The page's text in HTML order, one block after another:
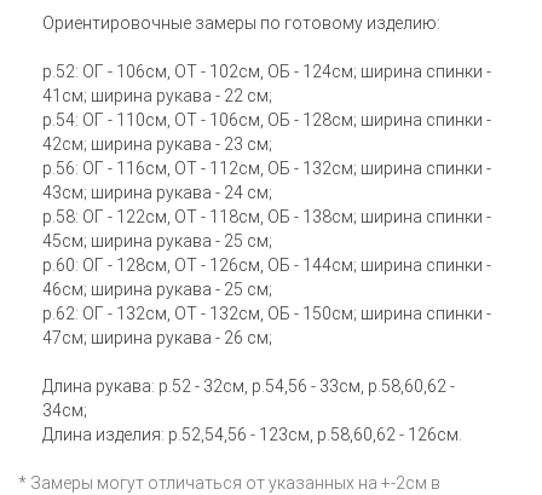
Ориентировочные замеры по готовому изделию:
р.52: ОГ - 106см, ОТ - 102см, ОБ - 124см; ширина спинки -
41см; ширина рукава - 22 см;
р.54: ОГ - 110см, ОТ - 106см, ОБ - 128см; ширина спинки -
42см; ширина рукава - 23 см;
р.56: ОГ - 116см, ОТ - 112см, ОБ - 132см; ширина спинки -
43см; ширина рукава - 24 см;
р.58: ОГ - 122см, ОТ - 118см, ОБ - 138см; ширина спинки -
45см; ширина рукава - 25 см;
р.60: ОГ - 128см, ОТ - 126см, ОБ - 144см; ширина спинки -
46см; ширина рукава - 25 см;
р.62: ОГ - 132см, ОТ - 132см, ОБ - 150см; ширина спинки -
47см; ширина рукава - 26 см;
Длина рукава: р.52 - 32см, р.54,56 - 33см, р.58,60,62 -
34см;
Длина изделия: р.52,54,56 - 123см, р.58,60,62 - 126см.
* Замеры могут отличаться от указанных на +-2см в